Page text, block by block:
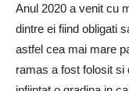
Anul 2020 a venit cu
dintre ei fiind obligati
astfel cea mai mare
ramas a fost folosit si